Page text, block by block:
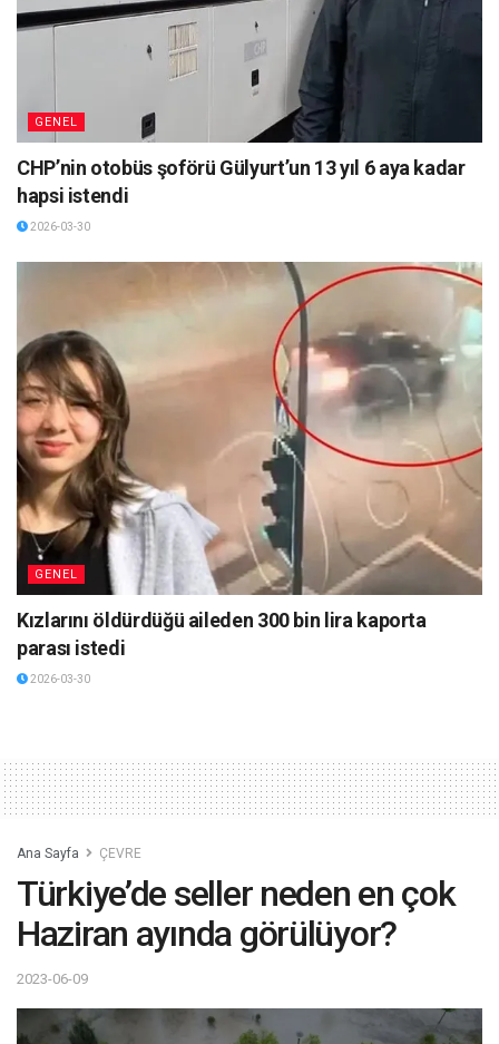
GENEL
CHP’nin otobüs şoförü Gülyurt’un 13 yıl 6 aya kadar
hapsi istendi
2026-03-30
GENEL
Kızlarını öldürdüğü aileden 300 bin lira kaporta
parası istedi
2026-03-30
Ana Sayfa ÇEVRE
Türkiye’de seller neden en çok
Haziran ayında görülüyor?
2023-06-09